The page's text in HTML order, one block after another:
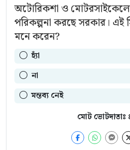
অটোরিকশা ও
পরিকল্পনা করছে সরকার। এই
মনে করেন?
হ্যাঁ
না
মন্তব্য নেই
মোট ভোটদাতাঃ